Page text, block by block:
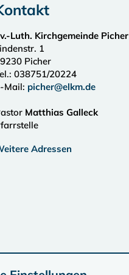
Luth. Kirchgemeinde Picher
1
Picher
038751/20224
Mail: picher@elkm.de
Matthias Galleck
Adressen